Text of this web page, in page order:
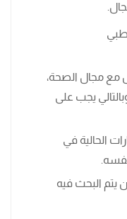
مع مجال الصحة،
يجب على
الحالية في
يتم البحث فيه